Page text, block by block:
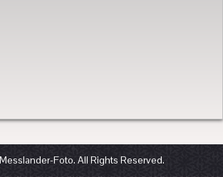
Foto. All Rights Reserved.